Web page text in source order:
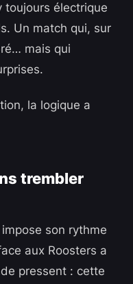
toujours électrique
Un match qui, sur
mais qui
la logique a
trembler
son rythme
aux Roosters a
pressent : cette